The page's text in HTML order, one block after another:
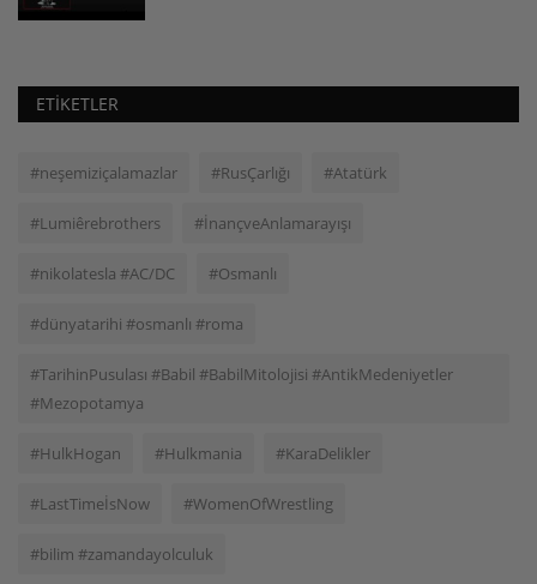
ETIKETLER
#neşemiziçalamazlar #RusÇarlığı #Atatürk
#Lumiêrebrothers #İnançveAnlamarayışı
#nikolatesla #AC/DC #Osmanlı
#dünyatarihi #osmanlı #roma
#TarihinPusulası #Babil #BabilMitolojisi #AntikMedeniyetler
#Mezopotamya
#HulkHogan #Hulkmania #KaraDelikler
#LastTimeİsNow #WomenOfWrestling
#bilim #zamandayolculuk